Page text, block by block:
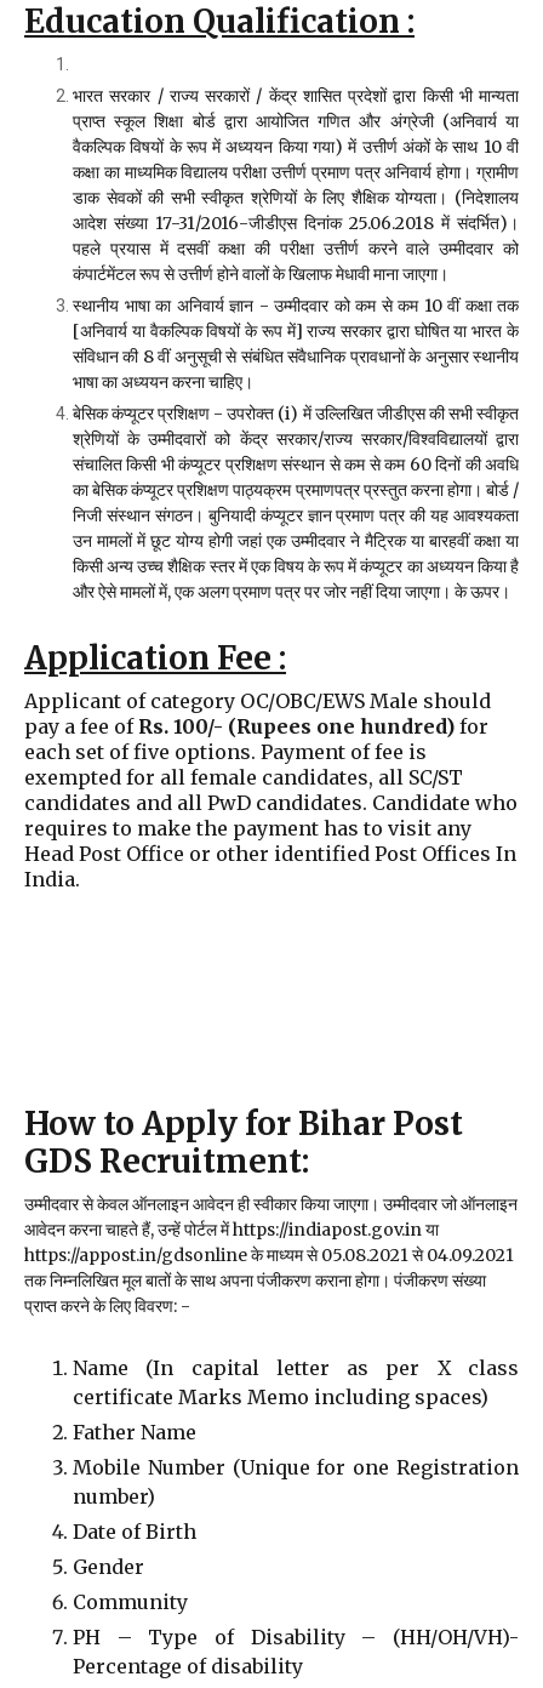
Education Qualification :
भारत सरकार / राज्य सरकारों / केंद्र शासित प्रदेशों द्वारा किसी भी मान्यता
प्राप्त स्कूल शिक्षा बोर्ड द्वारा आयोजित गणित और अंग्रेजी (अनिवार्य या
वैकल्पिक विषयों के रूप में अध्ययन किया गया) में उत्तीर्ण अंकों के साथ 10 वीं
कक्षा का माध्यमिक विद्यालय परीक्षा उत्तीर्ण प्रमाण पत्र अनिवार्य होगा। ग्रामीण
डाक सेवकों की सभी स्वीकृत श्रेणियों के लिए शैक्षिक योग्यता। (निदेशालय
आदेश संख्या 17-31/2016-जीडीएस दिनांक 25.06.2018 में संदर्भित)।
पहले प्रयास में दसवीं कक्षा की परीक्षा उत्तीर्ण करने वाले उम्मीदवार को
कंपार्टमेंटल रूप से उत्तीर्ण होने वालों के खिलाफ मेधावी माना जाएगा।
स्थानीय भाषा का अनिवार्य ज्ञान - उम्मीदवार को कम से कम 10 वीं कक्षा तक
[अनिवार्य या वैकल्पिक विषयों के रूप में] राज्य सरकार द्वारा घोषित या भारत के
संविधान की 8 वीं अनुसूची से संबंधित संवैधानिक प्रावधानों के अनुसार स्थानीय
भाषा का अध्ययन करना चाहिए।
बेसिक कंप्यूटर प्रशिक्षण - उपरोक्त (i) में उल्लिखित जीडीएस की सभी स्वीकृत
श्रेणियों के उम्मीदवारों को केंद्र सरकार/राज्य सरकार/विश्वविद्यालयों द्वारा
संचालित किसी भी कंप्यूटर प्रशिक्षण संस्थान से कम से कम 60 दिनों की अवधि
का बेसिक कंप्यूटर प्रशिक्षण पाठ्यक्रम प्रमाणपत्र प्रस्तुत करना होगा। बोर्ड /
निजी संस्थान संगठन। बुनियादी कंप्यूटर ज्ञान प्रमाण पत्र की यह आवश्यकता
उन मामलों में छूट योग्य होगी जहां एक उम्मीदवार ने मैट्रिक या बारहवीं कक्षा या
किसी अन्य उच्च शैक्षिक स्तर में एक विषय के रूप में कंप्यूटर का अध्ययन किया है
और ऐसे मामलों में, एक अलग प्रमाण पत्र पर जोर नहीं दिया जाएगा। के ऊपर।
Application Fee :
Applicant of category OC/OBC/EWS Male should
pay a fee of Rs. 100/- (Rupees one hundred) for
each set of five options. Payment of fee is
exempted for all female candidates, all SC/ST
candidates and all PwD candidates. Candidate who
requires to make the payment has to visit any
Head Post Office or other identified Post Offices In
India.
How to Apply for Bihar Post
GDS Recruitment:
उम्मीदवार से केवल ऑनलाइन आवेदन ही स्वीकार किया जाएगा। उम्मीदवार जो ऑनलाइन
आवेदन करना चाहते हैं, उन्हें पोर्टल में https://indiapost.gov.in या
https://appost.in/gdsonline के माध्यम से 05.08.2021 से 04.09.2021
तक निम्नलिखित मूल बातों के साथ अपना पंजीकरण कराना होगा। पंजीकरण संख्या
प्राप्त करने के लिए विवरण: -
Name (In capital letter as per X class
certificate Marks Memo including spaces)
Father Name
Mobile Number (Unique for one Registration
number)
Date of Birth
Gender
Community
PH – Type of Disability – (HH/OH/VH)-
Percentage of disability